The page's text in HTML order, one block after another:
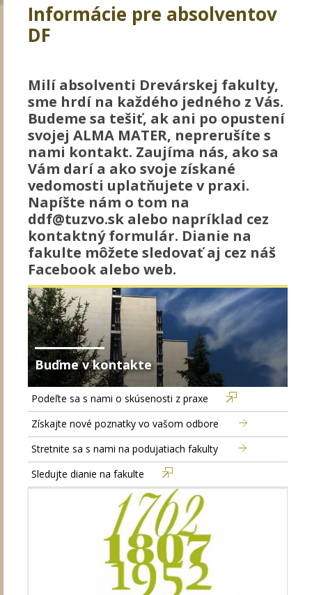
Informácie pre absolventov
DF
Milí absolventi Drevárskej fakulty,
sme hrdí na každého jedného z Vás.
Budeme sa tešiť, ak ani po opustení
svojej ALMA MATER, neprerušíte s
nami kontakt. Zaujíma nás, ako sa
Vám darí a ako svoje získané
vedomosti uplatňujete v praxi.
Napíšte nám o tom na
ddf@tuzvo.sk alebo napríklad cez
kontaktný formulár. Dianie na
fakulte môžete sledovať aj cez náš
Facebook alebo web.
Buďme v kontakte
Podeľte sa s nami o skúsenosti z praxe
Získajte nové poznatky vo vašom odbore
Stretnite sa s nami na podujatiach fakulty
Sledujte dianie na fakulte